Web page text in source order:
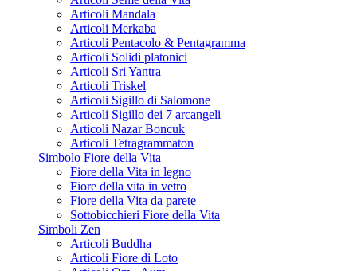
Articoli Mandala
Articoli Merkaba
Articoli Pentacolo & Pentagramma
Articoli Solidi platonici
Articoli Sri Yantra
Articoli Triskel
Articoli Sigillo di Salomone
Articoli Sigillo dei 7 arcangeli
Articoli Nazar Boncuk
Articoli Tetragrammaton
Simbolo Fiore della Vita
Fiore della Vita in legno
Fiore della vita in vetro
Fiore della Vita da parete
Sottobicchieri Fiore della Vita
Simboli Zen
Articoli Buddha
Articoli Fiore di Loto